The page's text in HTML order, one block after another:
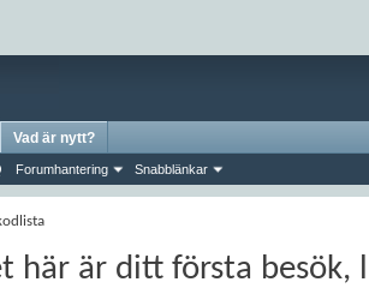
Forumhantering Snabblänkar
Vad är nytt?
här är ditt första besök,